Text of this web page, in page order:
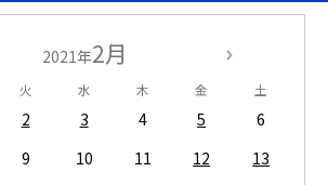
2021年2月
火 水 木 金 土
2 3 4 5
6
9 10 11 12
13